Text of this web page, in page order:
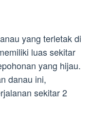
yang terletak di
luas sekitar
yang hijau.
danau ini,
sekitar 2